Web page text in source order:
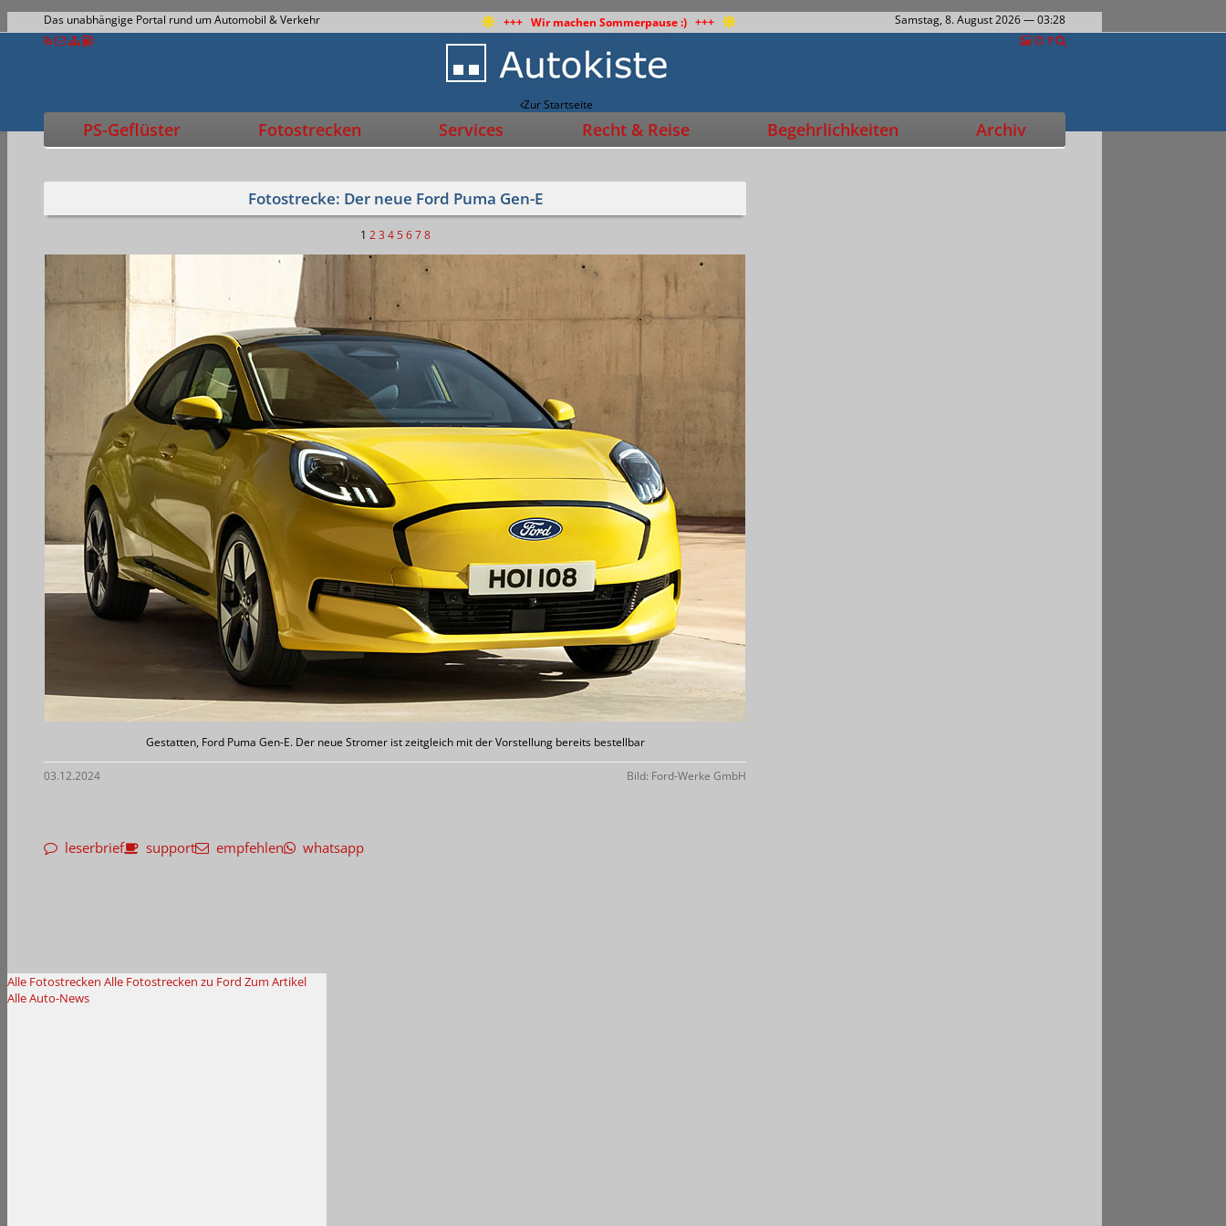
Das unabhängige Portal rund um Automobil & Verkehr +++ Wir machen Sommerpause :) +++ Samstag, 8. August 2026— 03:28
Zur Startseite
PS-Geflüster Fotostrecken Services Recht & Reise Begehrlichkeiten Archiv
Fotostrecke: Der neue Ford Puma Gen-E
1 2 3 4 5 6 7 8
Gestatten, Ford Puma Gen-E. Der neue Stromer ist zeitgleich mit der Vorstellung bereits bestellbar
03.12.2024 Bild: Ford-Werke GmbH
leserbrief support empfehlen whatsapp
Alle Fotostrecken Alle Fotostrecken zu Ford Zum Artikel
Alle Auto-News